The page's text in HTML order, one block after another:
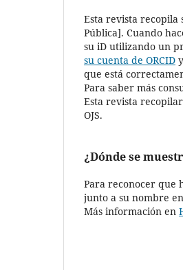
Esta revista recopila
Pública]. Cuando
su iD utilizando un
su cuenta de ORCID
que está
Para saber más
Esta revista
OJS.
¿Dónde se
Para reconocer que
junto a su nombre
Más información en